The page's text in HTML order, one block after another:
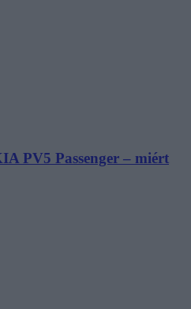
PV5 Passenger – miért